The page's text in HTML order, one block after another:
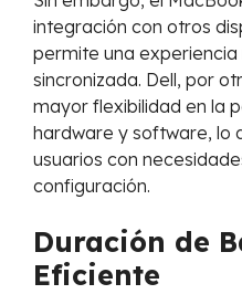
integración con otros
permite una
sincronizada. Dell, por
mayor flexibilidad en la
hardware y software, lo
usuarios con
configuración.
Duración de
Eficiente